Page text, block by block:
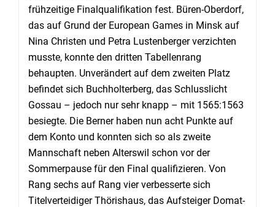
frühzeitige Finalqualifikation fest. Büren-Oberdorf,
das auf Grund der European Games in Minsk auf
Nina Christen und Petra Lustenberger verzichten
musste, konnte den dritten Tabellenrang
behaupten. Unverändert auf dem zweiten Platz
befindet sich Buchholterberg, das Schlusslicht
Gossau – jedoch nur sehr knapp – mit 1565:1563
besiegte. Die Berner haben nun acht Punkte auf
dem Konto und konnten sich so als zweite
Mannschaft neben Alterswil schon vor der
Sommerpause für den Final qualifizieren. Von
Rang sechs auf Rang vier verbesserte sich
Titelverteidiger Thörishaus, das Aufsteiger Domat-